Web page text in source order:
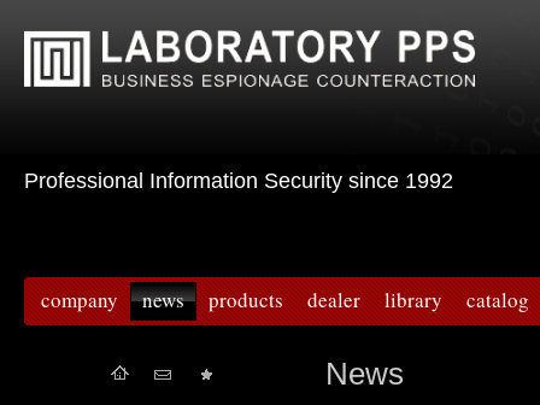
Professional Information Security since 1992
company news products dealer library catalog
News